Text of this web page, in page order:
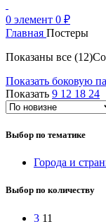
0 элемент 0 ₽
Главная Постеры
Показаны все (12)
Показать боковую
Показать 9 12 18 24
Выбор по тематике
Города и
Выбор по количеству
3 11